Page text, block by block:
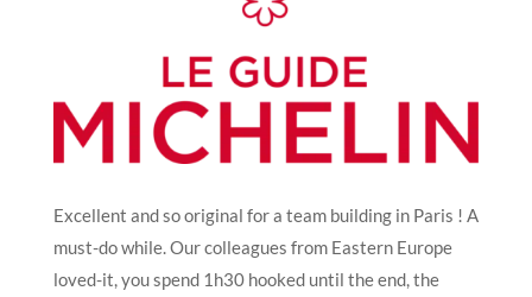
Excellent and so original for a team building in Paris ! A
must-do while. Our colleagues from Eastern Europe
loved-it, you spend 1h30 hooked until the end, the